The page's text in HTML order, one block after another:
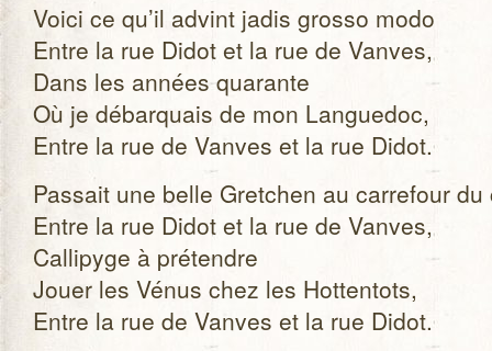
Voici ce qu’il advint jadis grosso modo
Entre la rue Didot et la rue de Vanves,
Dans les années qua­rante
Où je débar­quais de mon Lan­gue­doc,
Entre la rue de Vanves et la rue Didot.
Pas­sait une belle Gret­chen au car­re­four du
Entre la rue Didot et la rue de Vanves,
Cal­li­pyge à pré­tendre
Jouer les Vénus chez les Hot­ten­tots,
Entre la rue de Vanves et la rue Didot.